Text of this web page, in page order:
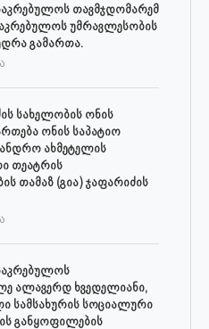
თავმჯდომარემ
უმრავლესობის
გამართა.
სახელობის ონის
ონის საპატიო
ახმეტელის
თეატრის
თამაზ (გია) ჯაფარიძის
ალავერდ ხვედელიანი,
სამსახურის სოციალური
განყოფილების